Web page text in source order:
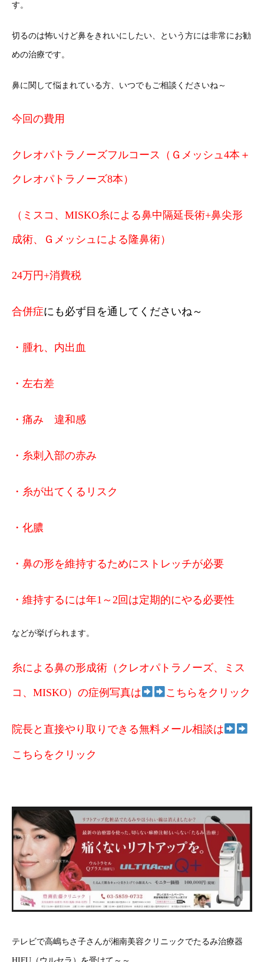
す。
切るのは怖いけど鼻をきれいにしたい、という方には非常にお勧
めの治療です。
鼻に関して悩まれている方、いつでもご相談くださいね～
今回の費用
クレオパトラノーズフルコース（Ｇメッシュ4本＋
クレオパトラノーズ8本）
（ミスコ、MISKO糸による鼻中隔延長術+鼻尖形
成術、Ｇメッシュによる隆鼻術）
24万円+消費税
合併症にも必ず目を通してくださいね～
・腫れ、内出血
・左右差
・痛み 違和感
・糸刺入部の赤み
・糸が出てくるリスク
・化膿
・鼻の形を維持するためにストレッチが必要
・維持するには年1～2回は定期的にやる必要性
などが挙げられます。
糸による鼻の形成術（クレオパトラノーズ、ミス
コ、MISKO）の症例写真は こちらをクリック
院長と直接やり取りできる無料メール相談は
こちらをクリック
テレビで高嶋ちさ子さんが湘南美容クリニックでたるみ治療器